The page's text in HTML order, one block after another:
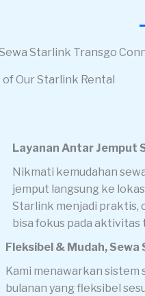
Starlink Transgo
Our Starlink Rental
Layanan Antar Jemput
Nikmati kemudahan
jemput langsung ke
Starlink menjadi praktis,
bisa fokus pada
Fleksibel & Mudah,
Kami menawarkan sistem
bulanan yang fleksibel